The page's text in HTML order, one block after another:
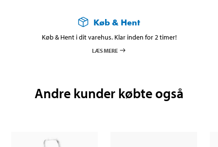
Køb & Hent
Køb & Hent i dit varehus. Klar inden for 2 timer!
LÆS MERE
Andre kunder købte også